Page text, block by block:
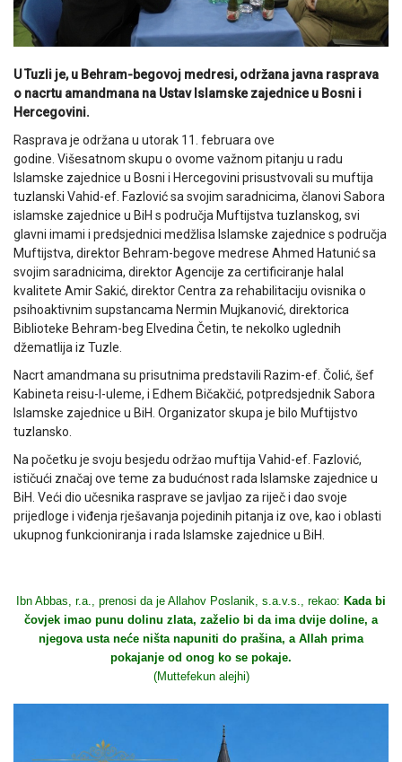
U Tuzli je, u Behram-begovoj medresi, održana javna rasprava
o nacrtu amandmana na Ustav Islamske zajednice u Bosni i
Hercegovini.
Rasprava je održana u utorak 11. februara ove
godine. Višesatnom skupu o ovome važnom pitanju u radu
Islamske zajednice u Bosni i Hercegovini prisustvovali su muftija
tuzlanski Vahid-ef. Fazlović sa svojim saradnicima, članovi Sabora
islamske zajednice u BiH s područja Muftijstva tuzlanskog, svi
glavni imami i predsjednici medžlisa Islamske zajednice s područja
Muftijstva, direktor Behram-begove medrese Ahmed Hatunić sa
svojim saradnicima, direktor Agencije za certificiranje halal
kvalitete Amir Sakić, direktor Centra za rehabilitaciju ovisnika o
psihoaktivnim supstancama Nermin Mujkanović, direktorica
Biblioteke Behram-beg Elvedina Četin, te nekolko uglednih
džematlija iz Tuzle.
Nacrt amandmana su prisutnima predstavili Razim-ef. Čolić, šef
Kabineta reisu-l-uleme, i Edhem Bičakčić, potpredsjednik Sabora
Islamske zajednice u BiH. Organizator skupa je bilo Muftijstvo
tuzlansko.
Na početku je svoju besjedu održao muftija Vahid-ef. Fazlović,
ističući značaj ove teme za budućnost rada Islamske zajednice u
BiH. Veći dio učesnika rasprave se javljao za riječ i dao svoje
prijedloge i viđenja rješavanja pojedinih pitanja iz ove, kao i oblasti
ukupnog funkcioniranja i rada Islamske zajednice u BiH.
Ibn Abbas, r.a., prenosi da je Allahov Poslanik, s.a.v.s., rekao: Kada bi
čovjek imao punu dolinu zlata, zaželio bi da ima dvije doline, a
njegova usta neće ništa napuniti do prašina, a Allah prima
pokajanje od onog ko se pokaje.
(Muttefekun alejhi)